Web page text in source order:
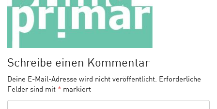
Schreibe einen Kommentar
Deine E-Mail-Adresse wird nicht veröffentlicht. Erforderliche
Felder sind mit * markiert